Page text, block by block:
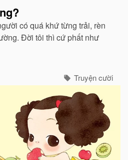
có quá khứ từng trải, rèn
Đời tôi thì cứ phất như
Truyện cười